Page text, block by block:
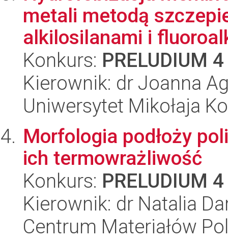
metali metodą
alkilosilanami i
Konkurs: PRELUDIUM 4
Kierownik: dr Joanna
Uniwersytet Mikołaja
Morfologia podłoży
ich termowrażliwość
Konkurs: PRELUDIUM 4
Kierownik: dr Natalia
Centrum Materiałów